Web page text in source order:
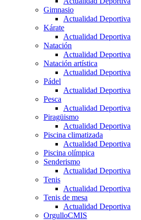
Gimnasio
Actualidad Deportiva
Kárate
Actualidad Deportiva
Natación
Actualidad Deportiva
Natación artística
Actualidad Deportiva
Pádel
Actualidad Deportiva
Pesca
Actualidad Deportiva
Piragüismo
Actualidad Deportiva
Piscina climatizada
Actualidad Deportiva
Piscina olímpica
Senderismo
Actualidad Deportiva
Tenis
Actualidad Deportiva
Tenis de mesa
Actualidad Deportiva
OrgulloCMIS